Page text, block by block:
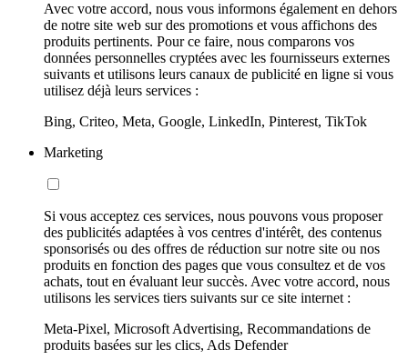
Avec votre accord, nous vous informons également en dehors
de notre site web sur des promotions et vous affichons des
produits pertinents. Pour ce faire, nous comparons vos
données personnelles cryptées avec les fournisseurs externes
suivants et utilisons leurs canaux de publicité en ligne si vous
utilisez déjà leurs services :
Bing, Criteo, Meta, Google, LinkedIn, Pinterest, TikTok
Marketing
Si vous acceptez ces services, nous pouvons vous proposer
des publicités adaptées à vos centres d'intérêt, des contenus
sponsorisés ou des offres de réduction sur notre site ou nos
produits en fonction des pages que vous consultez et de vos
achats, tout en évaluant leur succès. Avec votre accord, nous
utilisons les services tiers suivants sur ce site internet :
Meta-Pixel, Microsoft Advertising, Recommandations de
produits basées sur les clics, Ads Defender